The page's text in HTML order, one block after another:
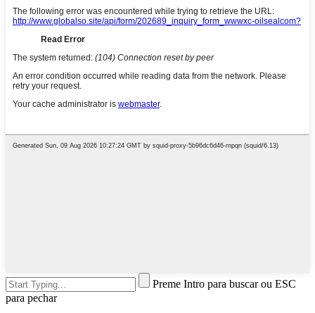
Preme Intro para buscar ou ESC
para pechar